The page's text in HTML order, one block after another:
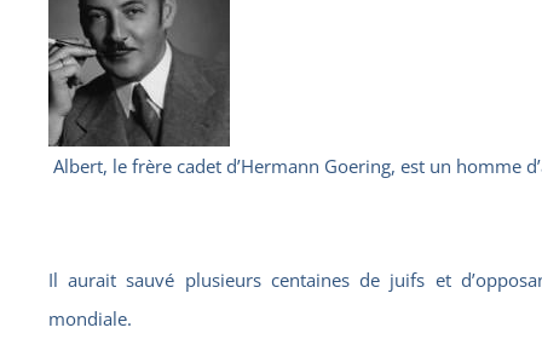
Albert, le frère cadet d’Hermann Goering, est un homme
Il aurait sauvé plusieurs centaines de juifs et
mondiale.